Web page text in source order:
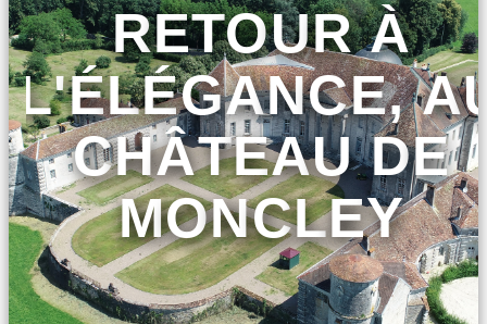
RETOUR À
L'ÉLÉGANCE,
CHÂTEAU DE
MONCLEY